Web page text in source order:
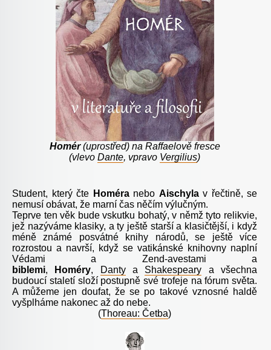
Homér(uprostřed) na Raffaelově fresce
(vlevo Dante, vpravo Vergilius)
Student, který čte Homéra nebo Aischylav řečtině, se
nemusí obávat, že marní čas něčím výlučným.
Teprve ten věk bude vskutku bohatý, v němž tyto relikvie,
jež nazýváme klasiky, a ty ještě starší a klasičtější, i když
méně známé posvátné knihy národů, se ještě více
rozrostou a navrší, když se vatikánské knihovny naplní
Védami a Zend-avestami a
biblemi, Homéry, Danty a Shakespeary
a všechna
budoucí staletí složí postupně své trofeje na fórum světa.
A můžeme jen doufat, že se po takové vznosné haldě
vyšplháme nakonec až do nebe.
(Thoreau: Četba)